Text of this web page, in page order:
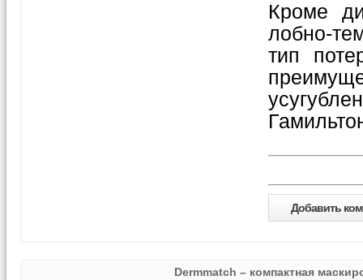
Кроме
лобно-
тип
Добавить
Dermmatch – компактная